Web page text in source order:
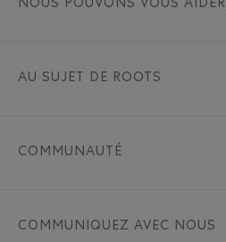
NOUS POUVONS VOUS AIDER
AU SUJET DE ROOTS
COMMUNAUTÉ
COMMUNIQUEZ AVEC NOUS